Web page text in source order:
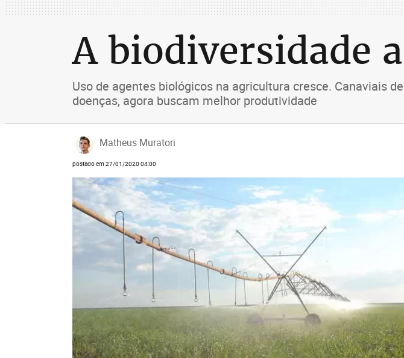
A biodiversidade
Uso de agentes biológicos na agricultura cresce. Canaviais
doenças, agora buscam melhor produtividade
Matheus Muratori
postado em 27/01/2020 04:00